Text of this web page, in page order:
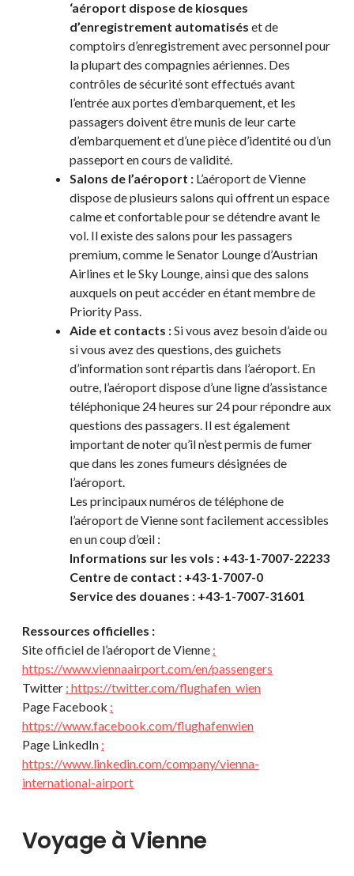
‘aéroport dispose de kiosques
d’enregistrement automatisés et de
comptoirs d’enregistrement avec personnel pour
la plupart des compagnies aériennes. Des
contrôles de sécurité sont effectués avant
l’entrée aux portes d’embarquement, et les
passagers doivent être munis de leur carte
d’embarquement et d’une pièce d’identité ou d’un
passeport en cours de validité.
Salons de l’aéroport : L’aéroport de Vienne
dispose de plusieurs salons qui offrent un espace
calme et confortable pour se détendre avant le
vol. Il existe des salons pour les passagers
premium, comme le Senator Lounge d’Austrian
Airlines et le Sky Lounge, ainsi que des salons
auxquels on peut accéder en étant membre de
Priority Pass.
Aide et contacts :Si vous avez besoin d’aide ou
si vous avez des questions, des guichets
d’information sont répartis dans l’aéroport. En
outre, l’aéroport dispose d’une ligne d’assistance
téléphonique 24 heures sur 24 pour répondre aux
questions des passagers. Il est également
important de noter qu’il n’est permis de fumer
que dans les zones fumeurs désignées de
l’aéroport.
Les principaux numéros de téléphone de
l’aéroport de Vienne sont facilement accessibles
en un coup d’œil :
Informations sur les vols : +43-1-7007-22233
Centre de contact : +43-1-7007-0
Service des douanes : +43-1-7007-31601
Ressources officielles :
Site officiel de l’aéroport de Vienne :
https://www.viennaairport.com/en/passengers
Twitter : https://twitter.com/flughafen_wien
Page Facebook :
https://www.facebook.com/flughafenwien
Page LinkedIn :
https://www.linkedin.com/company/vienna-
international-airport
Voyage à Vienne